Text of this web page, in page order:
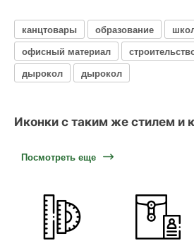
канцтовары образование
офисный материал
дырокол
дырокол
Иконки с таким же стилем и
Посмотреть еще